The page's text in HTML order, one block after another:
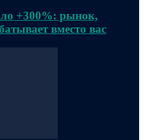
+300%: рынок,
вместо вас